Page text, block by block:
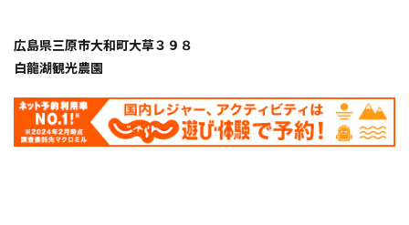
広島県三原市大和町大草３９８
白龍湖観光農園